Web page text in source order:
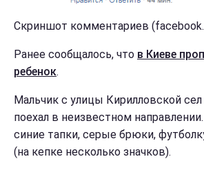
Скриншот комментариев
Ранее сообщалось, что в Киеве
ребенок.
Мальчик с улицы Кирилловской
поехал в неизвестном
синие тапки, серые брюки,
(на кепке несколько значков).